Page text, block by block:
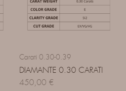
Carati 0.30-0.39
DIAMANTE 0.30 CARATI
450,00 €